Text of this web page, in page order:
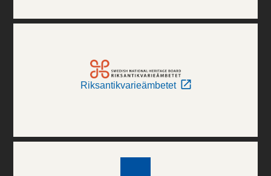
Riksantikvarieämbetet